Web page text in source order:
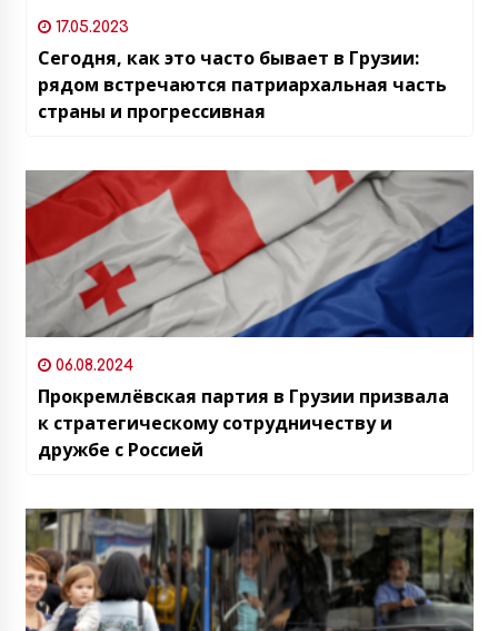
17.05.2023
Сегодня, как это часто бывает в Грузии:
рядом встречаются патриархальная часть
страны и прогрессивная
06.08.2024
Прокремлёвская партия в Грузии призвала
к стратегическому сотрудничеству и
дружбе с Россией